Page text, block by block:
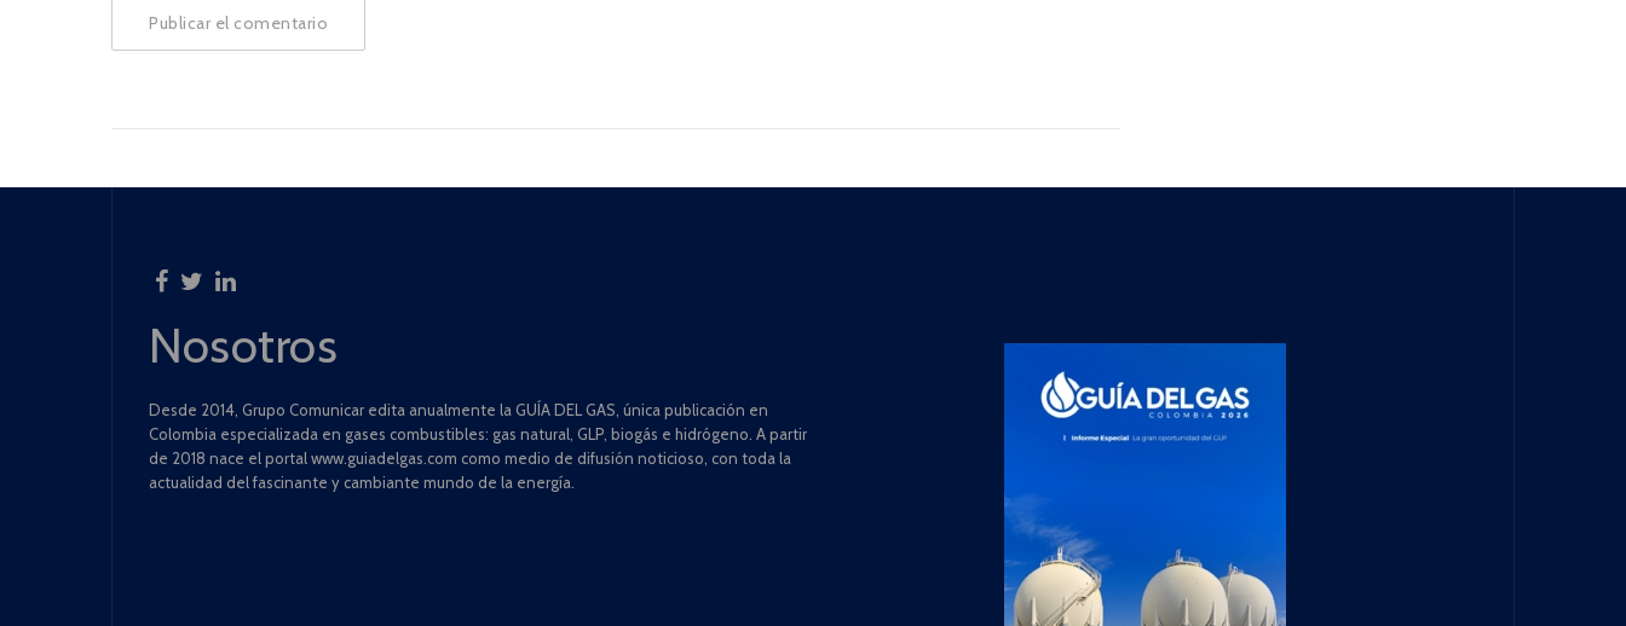
Nosotros
Desde 2014, Grupo Comunicar edita anualmente la GUÍA DEL GAS, única publicación en
Colombia especializada en gases combustibles: gas natural, GLP, biogás e hidrógeno. A partir
de 2018 nace el portal www.guiadelgas.com como medio de difusión noticioso, con toda la
actualidad del fascinante y cambiante mundo de la energía.